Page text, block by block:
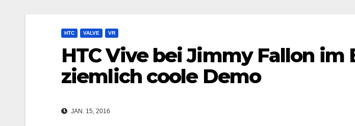
HTC VALVE VR
HTC Vive bei Jimmy Fallon im
ziemlich coole Demo
JAN. 15, 2016